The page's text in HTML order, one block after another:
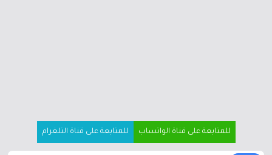
للمتابعة على قناة الواتساب للمتابعة على قناة التلغرام